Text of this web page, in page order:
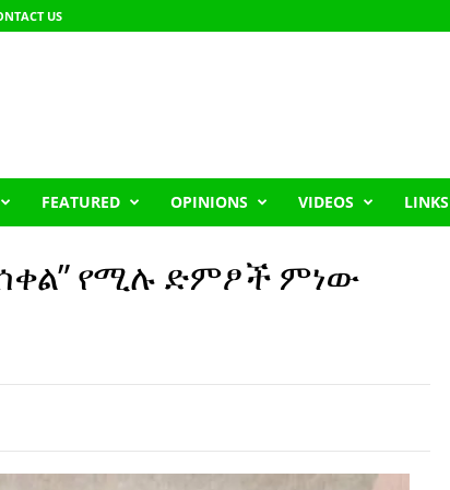
US
FEATURED OPINIONS VIDEOS LINKS
የሚሉ ድምፆች ምነው